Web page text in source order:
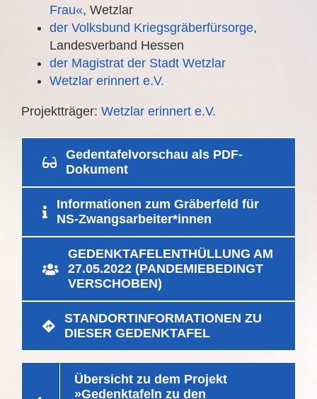
Frau«, Wetzlar
der Volksbund Kriegsgräberfürsorge,
Landesverband Hessen
der Magistrat der Stadt Wetzlar
Wetzlar erinnert e.V.
Projektträger: Wetzlar erinnert e.V.
Gedentafelvorschau als PDF-
Dokument
Informationen zum Gräberfeld für
NS-Zwangsarbeiter*innen
GEDENKTAFELENTHÜLLUNG AM
27.05.2022 (PANDEMIEBEDINGT
VERSCHOBEN)
STANDORTINFORMATIONEN ZU
DIESER GEDENKTAFEL
Übersicht zu dem Projekt
»Gedenktafeln zu den